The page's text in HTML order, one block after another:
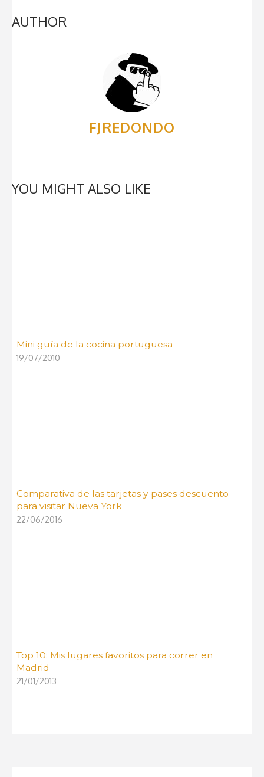
AUTHOR
FJREDONDO
YOU MIGHT ALSO LIKE
Mini guía de la cocina portuguesa
19/07/2010
Comparativa de las tarjetas y pases descuento
para visitar Nueva York
22/06/2016
Top 10: Mis lugares favoritos para correr en
Madrid
21/01/2013